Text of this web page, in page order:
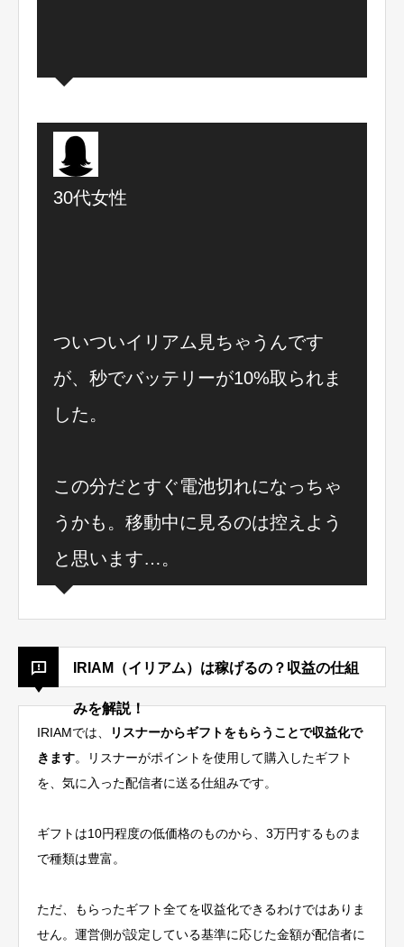
30代女性
ついついイリアム見ちゃうんです
が、秒でバッテリーが10%取られま
した。
この分だとすぐ電池切れになっちゃ
うかも。移動中に見るのは控えよう
と思います…。
IRIAM（イリアム）は稼げるの？収益の仕組
みを解説！
IRIAMでは、
リスナーからギフトをもらうことで収益化で
きます。リスナーがポイントを使用して購入したギフト
を、気に入った配信者に送る仕組みです。
ギフトは10円程度の低価格のものから、3万円するものま
で種類は豊富。
ただ、もらったギフト全てを収益化できるわけではありま
せん。運営側が設定している基準に応じた金額が配信者に